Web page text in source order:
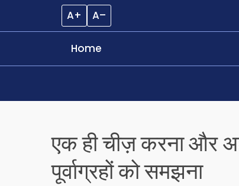
A+ A–
Home
एक ही चीज़ करना और
पूर्वाग्रहों को समझना